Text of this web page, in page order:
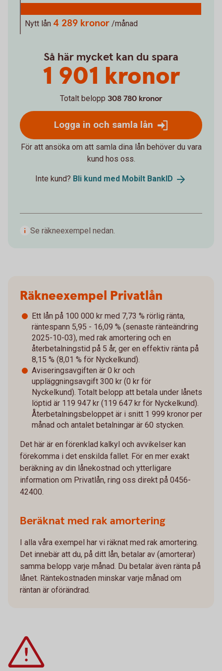
Nytt lån 4 289 kronor /månad
Så här mycket kan du spara
1 901 kronor
Totalt belopp 308 780 kronor
Logga in och samla lån
För att ansöka om att samla dina lån behöver du vara
kund hos oss.
Inte kund? Bli kund med Mobilt BankID
Se räkneexempel nedan.
Räkneexempel Privatlån
Ett lån på 100 000 kr med 7,73 % rörlig ränta,
räntespann 5,95 - 16,09 % (senaste ränteändring
2025-10-03), med rak amortering och en
återbetalningstid på 5 år, ger en effektiv ränta på
8,15 % (8,01 % för Nyckelkund).
Aviseringsavgiften är 0 kr och
uppläggningsavgift 300 kr (0 kr för
Nyckelkund). Totalt belopp att betala under lånets
löptid är 119 947 kr (119 647 kr för Nyckelkund).
Återbetalningsbeloppet är i snitt 1 999 kronor per
månad och antalet betalningar är 60 stycken.
Det här är en förenklad kalkyl och avvikelser kan
förekomma i det enskilda fallet. För en mer exakt
beräkning av din lånekostnad och ytterligare
information om Privatlån, ring oss direkt på 0456-
42400.
Beräknat med rak amortering
I alla våra exempel har vi räknat med rak amortering.
Det innebär att du, på ditt lån, betalar av (amorterar)
samma belopp varje månad. Du betalar även ränta på
lånet. Räntekostnaden minskar varje månad om
räntan är oförändrad.